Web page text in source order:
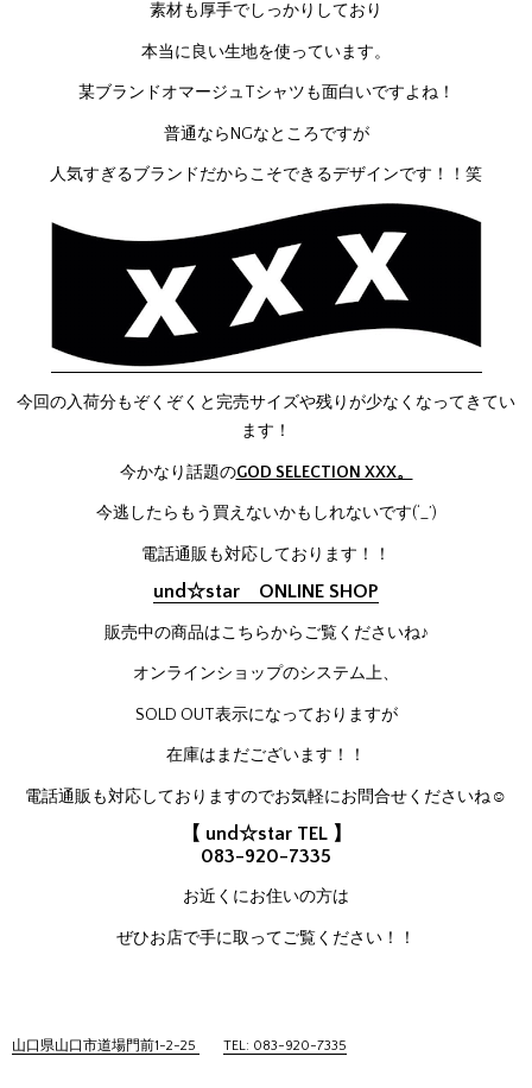
素材も厚手でしっかりしており
本当に良い生地を使っています。
某ブランドオマージュTシャツも面白いですよね！
普通ならNGなところですが
人気すぎるブランドだからこそできるデザインです！！笑
今回の入荷分もぞくぞくと完売サイズや残りが少なくなってきてい
ます！
今かなり話題のGOD SELECTION XXX。
今逃したらもう買えないかもしれないです(‘_’)
電話通販も対応しております！！
und☆star ONLINE SHOP
販売中の商品はこちらからご覧くださいね♪
オンラインショップのシステム上、
SOLD OUT表示になっておりますが
在庫はまだございます！！
電話通販も対応しておりますのでお気軽にお問合せくださいね☺
【 und☆star TEL 】
083-920-7335
お近くにお住いの方は
ぜひお店で手に取ってご覧ください！！
山口県山口市道場門前1-2-25 TEL: 083-920-7335